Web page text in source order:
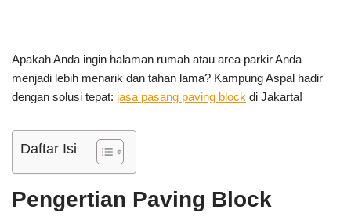
Apakah Anda ingin halaman rumah atau area parkir Anda
menjadi lebih menarik dan tahan lama? Kampung Aspal hadir
dengan solusi tepat: jasa pasang paving block di Jakarta!
Daftar Isi
Pengertian Paving Block